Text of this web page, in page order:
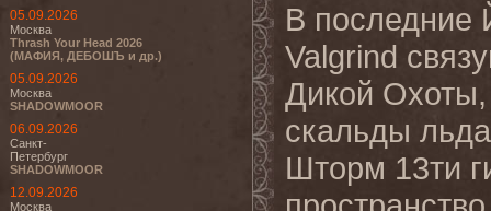
05.09.2026
Москва
Thrash Your Head 2026
(МАФИЯ, ДЕБОШЪ и др.)
05.09.2026
Москва
SHADOWMOOR
06.09.2026
Санкт-
Петербург
SHADOWMOOR
12.09.2026
Москва
В последние
Valgrind
Дикой Охоты,
скальды
Шторм 13ти